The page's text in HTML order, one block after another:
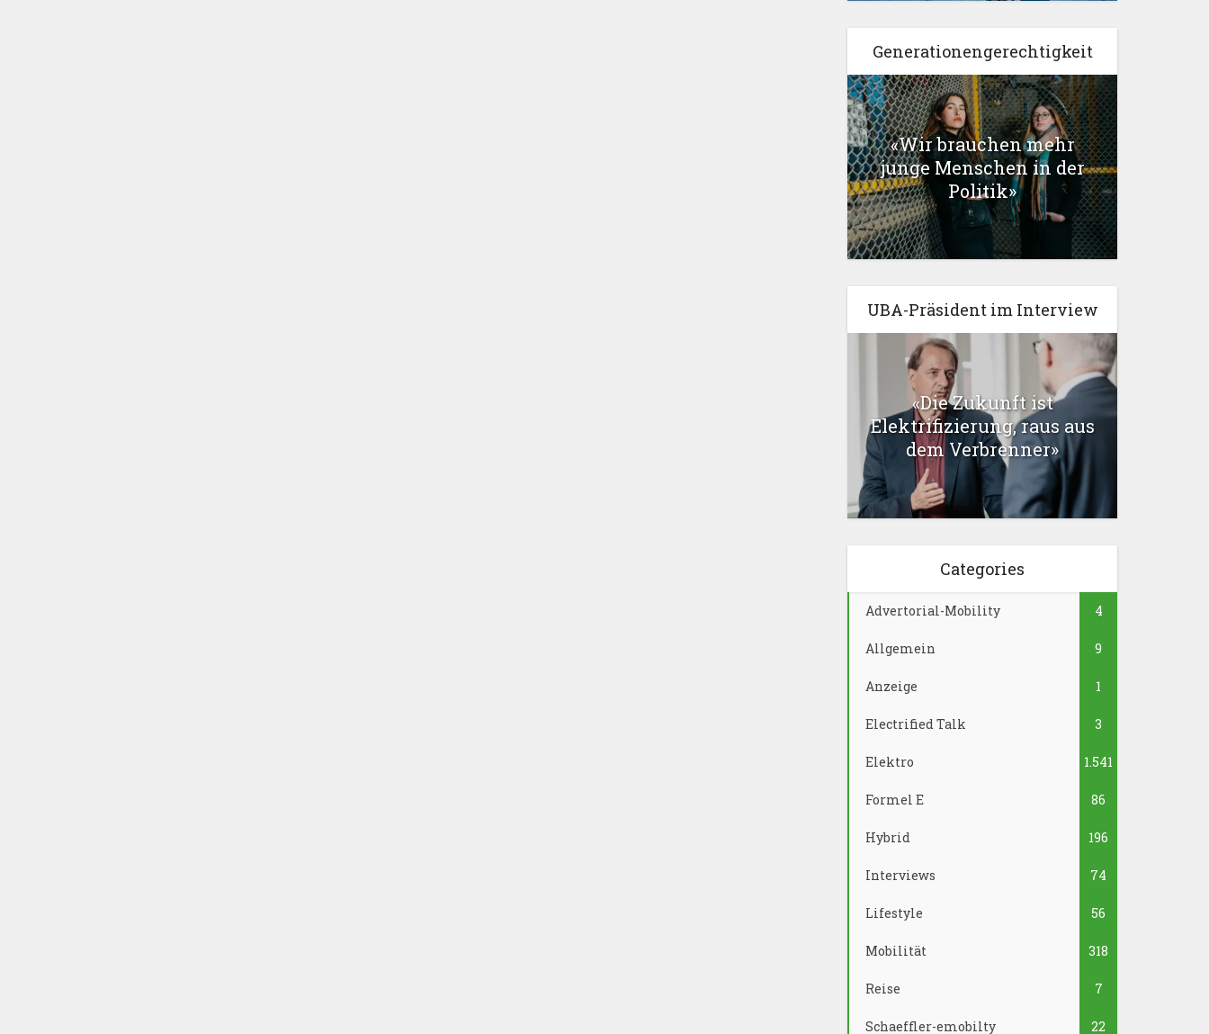
Generationengerechtigkeit
«Wir brauchen mehr
junge Menschen in der
Politik»
UBA-Präsident im Interview
«Die Zukunft ist
Elektrifizierung, raus aus
dem Verbrenner»
Categories
Advertorial-Mobility 4
Allgemein 9
Anzeige 1
Electrified Talk 3
Elektro 1.541
Formel E 86
Hybrid 196
Interviews 74
Lifestyle 56
Mobilität 318
Reise 7
Schaeffler-emobilty 22